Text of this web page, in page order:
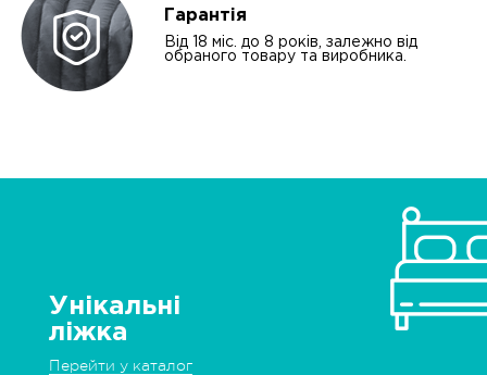
Гарантія
Від 18 міс. до 8 років, залежно від
обраного товару та виробника.
Унікальні
ліжка
Перейти у каталог